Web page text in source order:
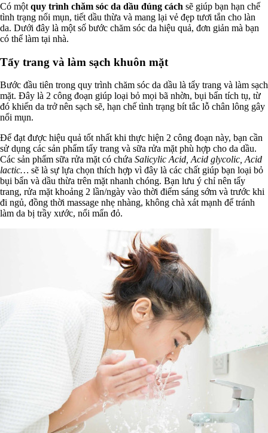
Có một quy trình chăm sóc da dầu đúng cách sẽ giúp bạn hạn chế
tình trạng nổi mụn, tiết dầu thừa và mang lại vẻ đẹp tươi tắn cho làn
da. Dưới đây là một số bước chăm sóc da hiệu quả, đơn giản mà bạn
có thể làm tại nhà.
Tẩy trang và làm sạch khuôn mặt
Bước đầu tiên trong quy trình chăm sóc da dầu là tẩy trang và làm sạch
mặt. Đây là 2 công đoạn giúp loại bỏ mọi bã nhờn, bụi bẩn tích tụ, từ
đó khiến da trở nên sạch sẽ, hạn chế tình trạng bít tắc lỗ chân lông gây
nổi mụn.
Để đạt được hiệu quả tốt nhất khi thực hiện 2 công đoạn này, bạn cần
sử dụng các sản phẩm tẩy trang và sữa rửa mặt phù hợp cho da dầu.
Các sản phẩm sữa rửa mặt có chứa Salicylic Acid, Acid glycolic, Acid
lactic… sẽ là sự lựa chọn thích hợp vì đây là các chất giúp bạn loại bỏ
bụi bẩn và dầu thừa trên mặt nhanh chóng. Bạn lưu ý chỉ nên tẩy
trang, rửa mặt khoảng 2 lần/ngày vào thời điểm sáng sớm và trước khi
đi ngủ, đồng thời massage nhẹ nhàng, không chà xát mạnh để tránh
làm da bị trầy xước, nổi mẩn đỏ.